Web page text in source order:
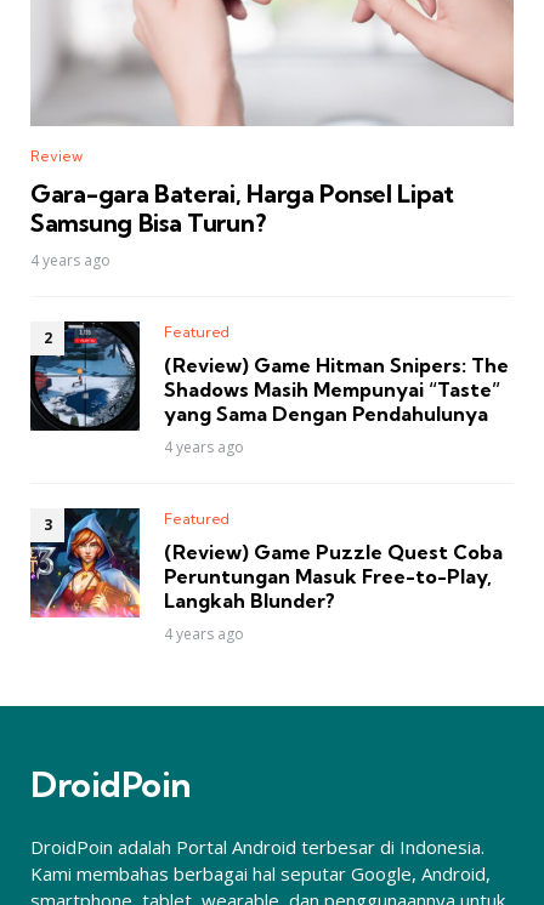
Review
Gara-gara Baterai, Harga Ponsel Lipat
Samsung Bisa Turun?
4 years ago
Featured
(Review) Game Hitman Snipers: The
Shadows Masih Mempunyai “Taste”
yang Sama Dengan Pendahulunya
4 years ago
Featured
(Review) Game Puzzle Quest Coba
Peruntungan Masuk Free-to-Play,
Langkah Blunder?
4 years ago
DroidPoin
DroidPoin adalah Portal Android terbesar di Indonesia.
Kami membahas berbagai hal seputar Google, Android,